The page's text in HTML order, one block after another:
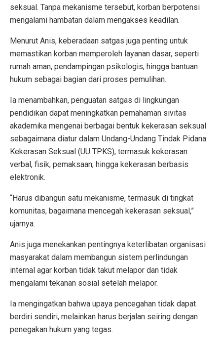
seksual. Tanpa mekanisme tersebut, korban berpotensi
mengalami hambatan dalam mengakses keadilan.
Menurut Anis, keberadaan satgas juga penting untuk
memastikan korban memperoleh layanan dasar, seperti
rumah aman, pendampingan psikologis, hingga bantuan
hukum sebagai bagian dari proses pemulihan.
Ia menambahkan, penguatan satgas di lingkungan
pendidikan dapat meningkatkan pemahaman sivitas
akademika mengenai berbagai bentuk kekerasan seksual
sebagaimana diatur dalam Undang-Undang Tindak Pidana
Kekerasan Seksual (UU TPKS), termasuk kekerasan
verbal, fisik, pemaksaan, hingga kekerasan berbasis
elektronik.
“Harus dibangun satu mekanisme, termasuk di tingkat
komunitas, bagaimana mencegah kekerasan seksual,”
ujarnya.
Anis juga menekankan pentingnya keterlibatan organisasi
masyarakat dalam membangun sistem perlindungan
internal agar korban tidak takut melapor dan tidak
mengalami tekanan sosial setelah melapor.
Ia mengingatkan bahwa upaya pencegahan tidak dapat
berdiri sendiri, melainkan harus berjalan seiring dengan
penegakan hukum yang tegas.